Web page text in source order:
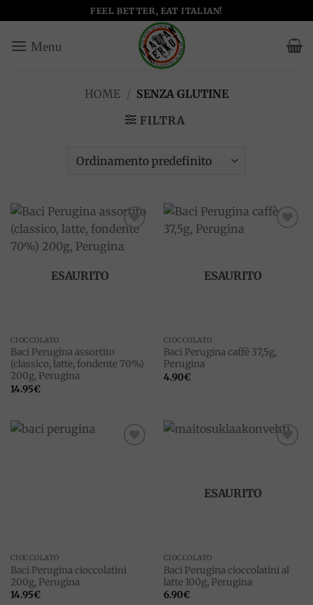
ai
contenuti
FEEL BETTER, EAT ITALIAN!
HOME / SENZA GLUTINE
FILTRA
wishlist
ESAURITO
CIOCCOLATO
Baci Perugina assortito
(classico, latte, fondente 70%)
200g, Perugina
14.95€
ESAURITO
CIOCCOLATO
Baci Perugina caffè 37,5g,
Perugina
4.90€
CIOCCOLATO
Baci Perugina cioccolatini
200g, Perugina
14.95€
ESAURITO
CIOCCOLATO
Baci Perugina cioccolatini al
latte 100g, Perugina
6.90€